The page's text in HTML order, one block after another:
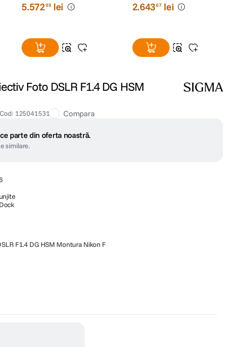
5.57299 lei 2.64367 lei
Foto DSLR F1.4 DG HSM
Cod: 125041531 Compara
parte din oferta noastră.
similare.
F1.4 DG HSM Montura Nikon F